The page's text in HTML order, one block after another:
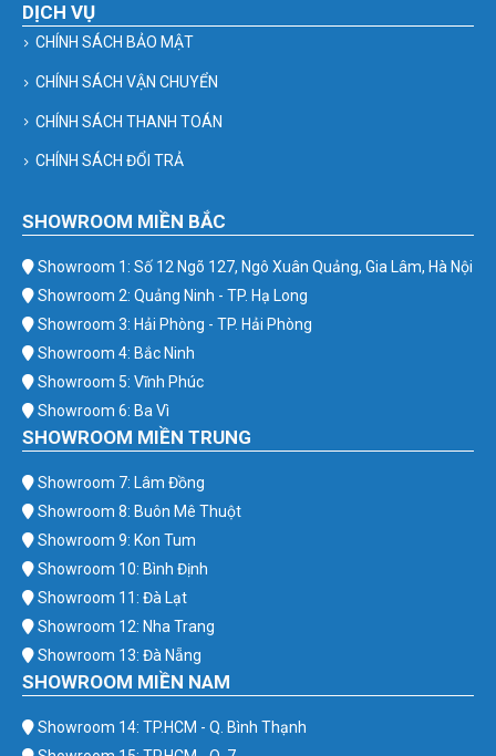
DỊCH VỤ
CHÍNH SÁCH BẢO MẬT
CHÍNH SÁCH VẬN CHUYỂN
CHÍNH SÁCH THANH TOÁN
CHÍNH SÁCH ĐỔI TRẢ
SHOWROOM MIỀN BẮC
Showroom 1: Số 12 Ngõ 127, Ngô Xuân Quảng, Gia Lâm, Hà Nội
Showroom 2: Quảng Ninh - TP. Hạ Long
Showroom 3: Hải Phòng - TP. Hải Phòng
Showroom 4: Bắc Ninh
Showroom 5: Vĩnh Phúc
Showroom 6: Ba Vì
SHOWROOM MIỀN TRUNG
Showroom 7: Lâm Đồng
Showroom 8: Buôn Mê Thuột
Showroom 9: Kon Tum
Showroom 10: Bình Định
Showroom 11: Đà Lạt
Showroom 12: Nha Trang
Showroom 13: Đà Nẵng
SHOWROOM MIỀN NAM
Showroom 14: TP.HCM - Q. Bình Thạnh